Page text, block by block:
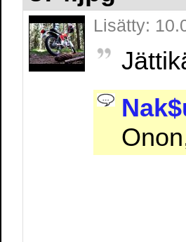
Lisätty: